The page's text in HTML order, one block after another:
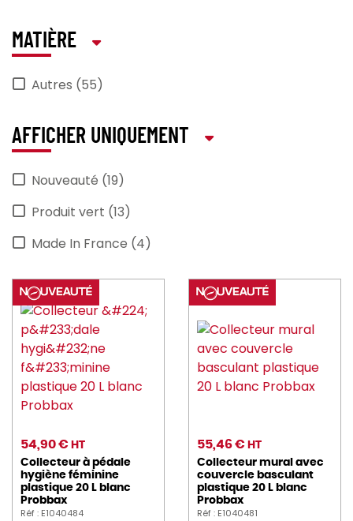
MATIÈRE
Autres (55)
AFFICHER UNIQUEMENT
Nouveauté (19)
Produit vert (13)
Made In France (4)
54,90 € HT
Collecteur à pédale
hygiène féminine
plastique 20 L blanc
Probbax
Réf : E1040484
55,46 € HT
Collecteur mural avec
couvercle basculant
plastique 20 L blanc
Probbax
Réf : E1040481